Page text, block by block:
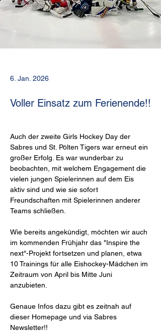
6. Jan. 2026
Voller Einsatz zum Ferienende!!
Auch der zweite Girls Hockey Day der
Sabres und St. Pölten Tigers war erneut ein
großer Erfolg. Es war wunderbar zu
beobachten, mit welchem Engagement die
vielen jungen Spielerinnen auf dem Eis
aktiv sind und wie sie sofort
Freundschaften mit Spielerinnen anderer
Teams schließen.
Wie bereits angekündigt, möchten wir auch
im kommenden Frühjahr das "Inspire the
next"-Projekt fortsetzen und planen, etwa
10 Trainings für alle Eishockey-Mädchen im
Zeitraum von April bis Mitte Juni
anzubieten.
Genaue Infos dazu gibt es zeitnah auf
dieser Homepage und via Sabres
Newsletter!!